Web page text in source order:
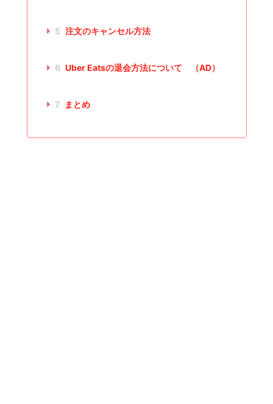
5 注文のキャンセル方法
6 Uber Eatsの退会方法について （AD）
7 まとめ